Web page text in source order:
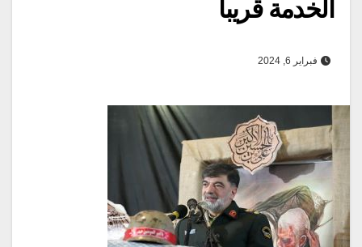
الخدمة قريبا
فبراير 6, 2024